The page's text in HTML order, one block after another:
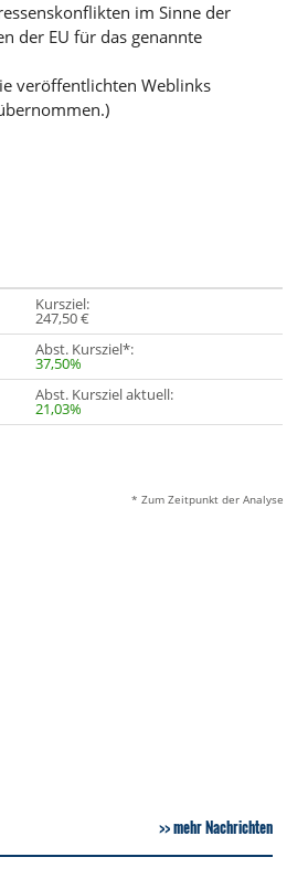
im Sinne der
der EU für das genannte
veröffentlichten Weblinks
Kursziel:
247,50 €
Abst. Kursziel*:
37,50%
Abst. Kursziel aktuell:
21,03%
* Zum Zeitpunkt der Analyse
mehr Nachrichten